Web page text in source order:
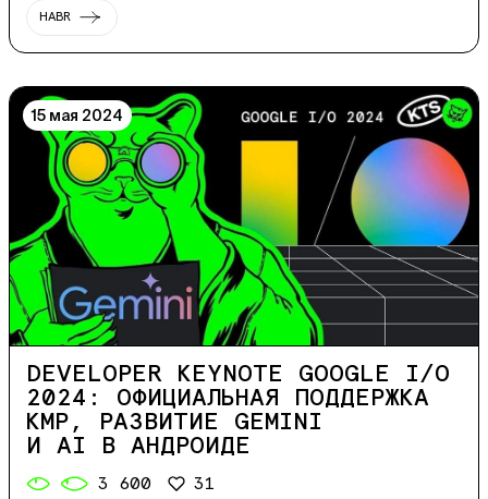
HABR
15 мая 2024
DEVELOPER KEYNOTE GOOGLE I/O
2024: ОФИЦИАЛЬНАЯ ПОДДЕРЖКА
KMP, РАЗВИТИЕ GEMINI
И AI В АНДРОИДЕ
3 600 31